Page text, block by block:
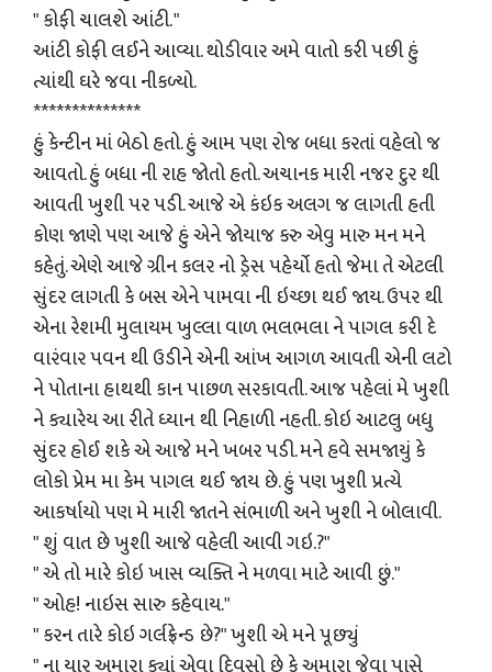
" કોફી ચાલશે આંટી. "
આંટી કોફી લઈને આવ્યા. થોડીવાર અમે વાતો કરી પછી હું
ત્યાંથી ઘરે જવા નીકળ્યો.
**************
હું કેન્ટીન માં બેઠો હતો. હું આમ પણ રોજ બધા કરતાં વહેલો જ
આવતો. હું બધા ની રાહ જોતો હતો. અચાનક મારી નજર દુર થી
આવતી ખુશી પર પડી. આજે એ કંઇક અલગ જ લાગતી હતી
કોણ જાણે પણ આજે હું એને જોયાજ કરુ એવુ મારુ મન મને
કહેતું. એણે આજે ગ્રીન કલર નો ડ્રેસ પહેર્યો હતો જેમા તે એટલી
સુંદર લાગતી કે બસ એને પામવા ની ઇચ્છા થઈ જાય. ઉપર થી
એના રેશમી મુલાયમ ખુલ્લા વાળ ભલભલા ને પાગલ કરી દે
વારંવાર પવન થી ઉડીને એની આંખ આગળ આવતી એની લટો
ને પોતાના હાથથી કાન પાછળ સરકાવતી. આજ પહેલાં મે ખુશી
ને ક્યારેય આ રીતે ધ્યાન થી નિહાળી નહતી. કોઇ આટલુ બધુ
સુંદર હોઈ શકે એ આજે મને ખબર પડી. મને હવે સમજાયું કે
લોકો પ્રેમ મા કેમ પાગલ થઈ જાય છે. હું પણ ખુશી પ્રત્યે
આકર્ષાયો પણ મે મારી જાતને સંભાળી અને ખુશી ને બોલાવી.
" શું વાત છે ખુશી આજે વહેલી આવી ગઇ.?"
" એ તો મારે કોઇ ખાસ વ્યક્તિ ને મળવા માટે આવી છું."
" ઓહ! નાઇસ સારુ કહેવાય."
" કરન તારે કોઇ ગર્લફ્રેન્ડ છે?" ખુશી એ મને પૂછ્યું